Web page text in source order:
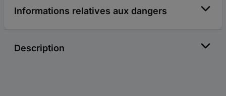
Informations relatives aux dangers
Description